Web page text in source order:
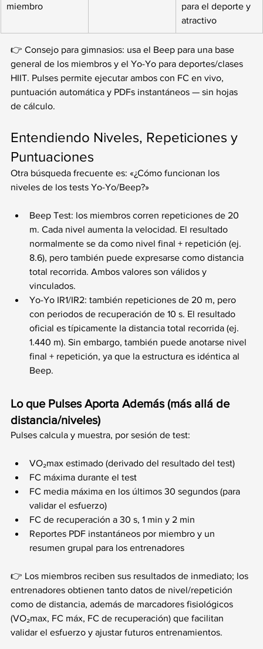
miembro
para el deporte y
atractivo
👉 Consejo para gimnasios: usa el Beep para una base
general de los miembros y el Yo-Yo para deportes/clases
HIIT. Pulses permite ejecutar ambos con FC en vivo,
puntuación automática y PDFs instantáneos — sin hojas
de cálculo.
Entendiendo Niveles, Repeticiones y
Puntuaciones
Otra búsqueda frecuente es: «¿Cómo funcionan los
niveles de los tests Yo-Yo/Beep?»
Beep Test: los miembros corren repeticiones de 20
m. Cada nivel aumenta la velocidad. El resultado
normalmente se da como nivel final + repetición (ej.
8.6), pero también puede expresarse como distancia
total recorrida. Ambos valores son válidos y
vinculados.
Yo-Yo IR1/IR2: también repeticiones de 20 m, pero
con periodos de recuperación de 10 s. El resultado
oficial es típicamente la distancia total recorrida (ej.
1.440 m). Sin embargo, también puede anotarse nivel
final + repetición, ya que la estructura es idéntica al
Beep.
Lo que Pulses Aporta Además (más allá de
distancia/niveles)
Pulses calcula y muestra, por sesión de test:
VO₂max estimado (derivado del resultado del test)
FC máxima durante el test
FC media máxima en los últimos 30 segundos (para
validar el esfuerzo)
FC de recuperación a 30 s, 1 min y 2 min
Reportes PDF instantáneos por miembro y un
resumen grupal para los entrenadores
👉 Los miembros reciben sus resultados de inmediato; los
entrenadores obtienen tanto datos de nivel/repetición
como de distancia, además de marcadores fisiológicos
(VO₂max, FC máx, FC de recuperación) que facilitan
validar el esfuerzo y ajustar futuros entrenamientos.